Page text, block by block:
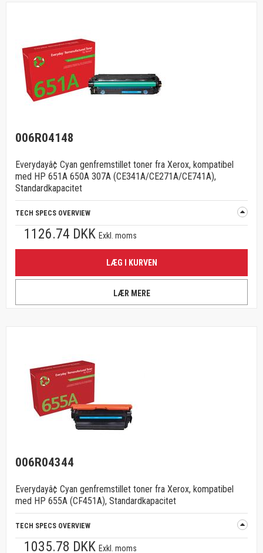
006R04148
Everydayâ¢ Cyan genfremstillet toner fra Xerox, kompatibel
med HP 651A 650A 307A (CE341A/CE271A/CE741A),
Standardkapacitet
TECH SPECS OVERVIEW
1126.74 DKK Exkl. moms
LÆG I KURVEN
LÆR MERE
006R04344
Everydayâ¢ Cyan genfremstillet toner fra Xerox, kompatibel
med HP 655A (CF451A), Standardkapacitet
TECH SPECS OVERVIEW
1035.78 DKK Exkl. moms